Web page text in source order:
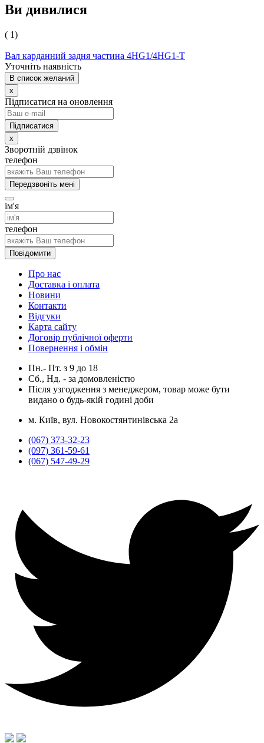
Ви дивилися
( 1)
Вал карданний задня частина 4HG1/4НG1-T
Уточніть наявність
В список желаний
x
Підписатися на оновлення
x
Зворотній дзвінок
телефон
Передзвоніть мені
ім'я
телефон
Повідомити
Про нас
Доставка і оплата
Новини
Контакти
Відгуки
Карта сайту
Договір публічної оферти
Повернення і обмін
Пн.- Пт. з 9 до 18
Сб., Нд. - за домовленістю
Після узгодження з менеджером, товар може бути
видано о будь-якій годині доби
м. Київ, вул. Новокостянтинівська 2а
(067) 373-32-23
(097) 361-59-61
(067) 547-49-29